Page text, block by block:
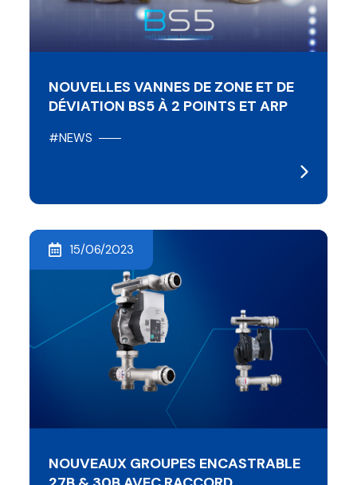
NOUVELLES VANNES DE ZONE ET DE
DÉVIATION BS5 À 2 POINTS ET ARP
#NEWS
15/06/2023
NOUVEAUX GROUPES ENCASTRABLE